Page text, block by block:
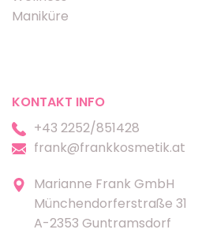
Maniküre
KONTAKT INFO
+43 2252/851428
frank@frankkosmetik.at
Marianne Frank GmbH
Münchendorferstraße 31
A-2353 Guntramsdorf